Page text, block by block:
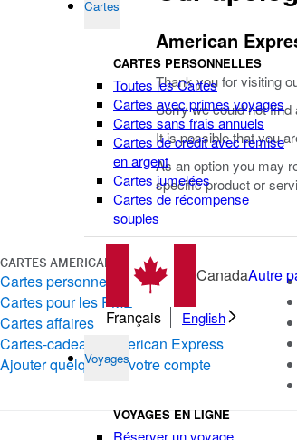
Cartes
CARTES PERSONNELLES
Toutes les Cartes
Cartes avec primes voyages
Cartes sans frais annuels
Cartes de crédit avec remise
en argent
Cartes jumelées
Cartes de récompense
souples
CanadaAutre
Français English
Voyages
VOYAGES EN LIGNE
American
Thank you for visiting
Sorry we could not
It is possible that you
As an option you may
specific product or
CARTES AMERICAN EXPRESS
Cartes personnelles
Cartes pour les PME
Cartes affaires
Cartes-cadeaux American Express
Ajouter quelqu'un à votre compte